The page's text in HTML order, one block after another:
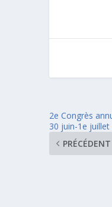
2e Congrès
30 juin-1e juillet
PRÉCÉDENT